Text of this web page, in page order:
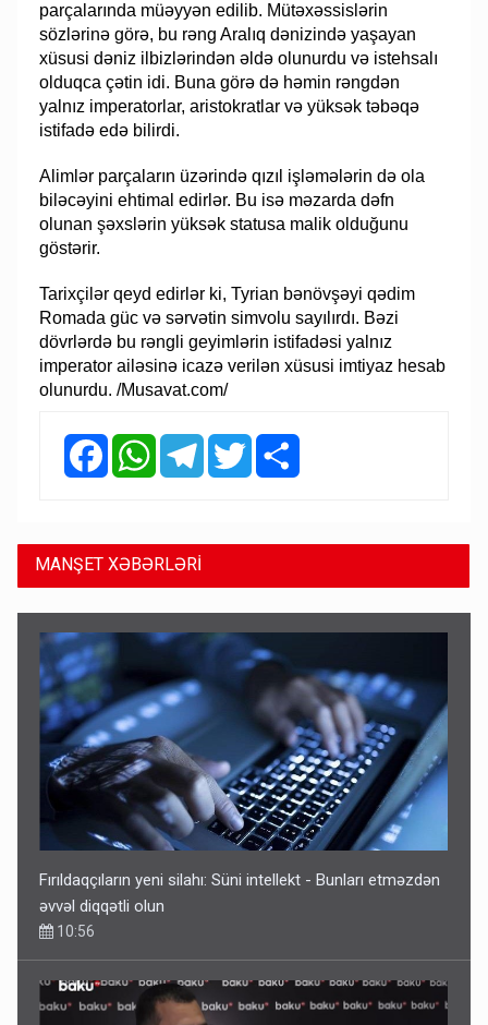
parçalarında müəyyən edilib. Mütəxəssislərin
sözlərinə görə, bu rəng Aralıq dənizində yaşayan
xüsusi dəniz ilbizlərindən əldə olunurdu və istehsalı
olduqca çətin idi. Buna görə də həmin rəngdən
yalnız imperatorlar, aristokratlar və yüksək təbəqə
istifadə edə bilirdi.
Alimlər parçaların üzərində qızıl işləmələrin də ola
biləcəyini ehtimal edirlər. Bu isə məzarda dəfn
olunan şəxslərin yüksək statusa malik olduğunu
göstərir.
Tarixçilər qeyd edirlər ki, Tyrian bənövşəyi qədim
Romada güc və sərvətin simvolu sayılırdı. Bəzi
dövrlərdə bu rəngli geyimlərin istifadəsi yalnız
imperator ailəsinə icazə verilən xüsusi imtiyaz hesab
olunurdu. /Musavat.com/
FacebookWhatsAppTelegramTwitter
MANŞET XƏBƏRLƏRİ
“Təlimdə idim, gəlib gördüm ki, evimi vurub dağıdırlar” -
VİDEO
09:54